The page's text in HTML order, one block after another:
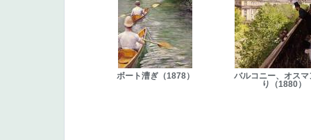
ボート漕ぎ（1878）
バルコニー、オスマ
り（1880）